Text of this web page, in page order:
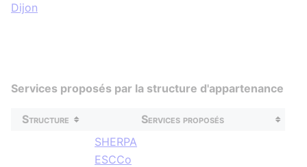
Dijon
Services proposés par la structure d'appartenance
Structure Services proposés
SHERPA
ESCCo